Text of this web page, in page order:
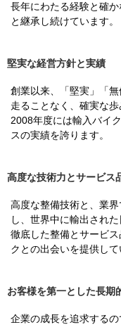
長年にわたる経験と確
と継承し続けています。
堅実な経営方針と実績
創業以来、「堅実」「
走ることなく、確実な歩
2008年度には輸入バイ
スの実績を誇ります。
高度な技術力とサービス
高度な整備技術と、業
し、世界中に輸出され
徹底した整備とサービ
クとの出会いを提供して
お客様を第一とした長期
企業の成長を追求する